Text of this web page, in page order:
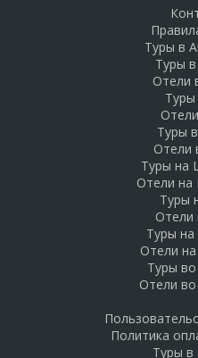
Туры в
Туры
Отели
Туры
Отели
Туры на
Отели на
Туры
Отели
Туры
Отели
Туры
Отели
Политика
Туры в